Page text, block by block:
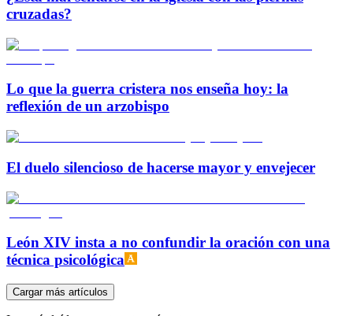
cruzadas?
Lo que la guerra cristera nos enseña hoy: la
reflexión de un arzobispo
El duelo silencioso de hacerse mayor y envejecer
León XIV insta a no confundir la oración con una
técnica psicológica
Cargar más artículos